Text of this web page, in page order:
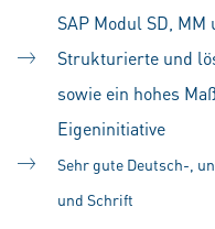
SAP Modul SD,
Strukturierte und
sowie ein hohes
Eigeninitiative
Sehr gute Deutsch-,
und Schrift